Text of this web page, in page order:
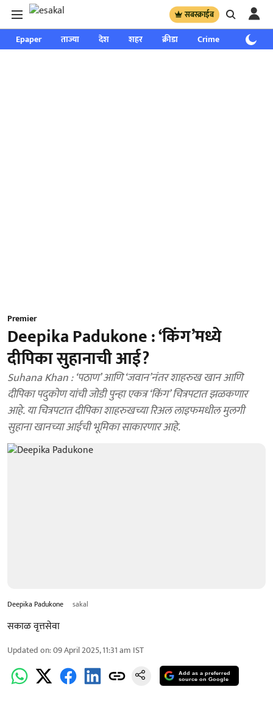
सबस्क्राईब
Epaper ताज्या देश शहर क्रीडा Crime साप्ताहिक
Premier
Deepika Padukone : ‘किंग’मध्ये
दीपिका सुहानाची आई?
Suhana Khan : ‘पठाण’ आणि ‘जवान’नंतर शाहरुख खान आणि
दीपिका पदुकोण यांची जोडी पुन्हा एकत्र ‘किंग’ चित्रपटात झळकणार
आहे. या चित्रपटात दीपिका शाहरुखच्या रिअल लाइफमधील मुलगी
सुहाना खानच्या आईची भूमिका साकारणार आहे.
Deepika Padukone sakal
सकाळ वृत्तसेवा
Updated on:09 April 2025, 11:31 am IST
Add as a preferred
source on Google